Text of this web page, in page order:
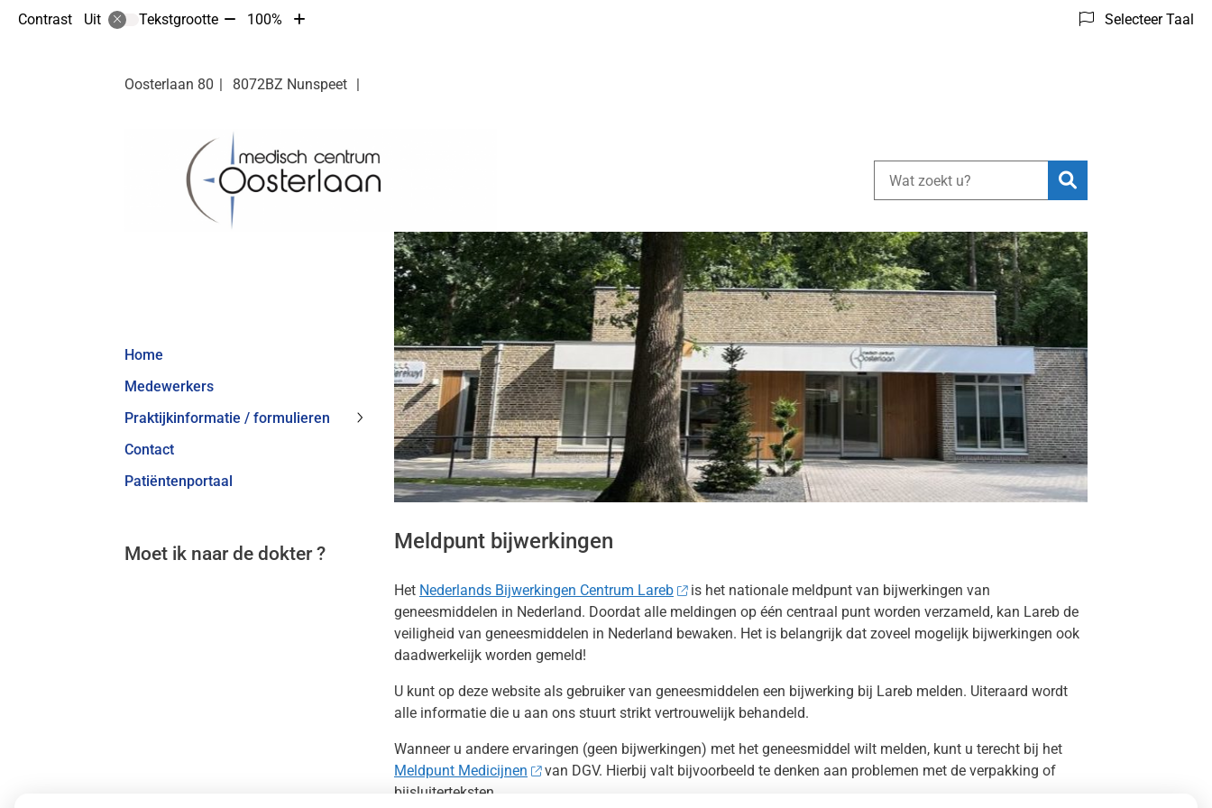
Contrast Uit Tekstgrootte Tekst
10%
100%
Tekst
10%
Selecteer Taal
Oosterlaan 80 8072BZ Nunspeet
Zoeken
Home
Medewerkers
Praktijkinformatie / formulieren
Praktijkinformatie
formulieren
submenu
Contact
Patiëntenportaal
Moet ik naar de dokter ? Meldpunt bijwerkingen
Het Nederlands Bijwerkingen Centrum Lareb
is het nationale meldpunt van bijwerkingen van
geneesmiddelen in Nederland. Doordat alle meldingen op één centraal punt worden verzameld, kan Lareb de
veiligheid van geneesmiddelen in Nederland bewaken. Het is belangrijk dat zoveel mogelijk bijwerkingen ook
daadwerkelijk worden gemeld!
U kunt op deze website als gebruiker van geneesmiddelen een bijwerking bij Lareb melden. Uiteraard wordt
alle informatie die u aan ons stuurt strikt vertrouwelijk behandeld.
Wanneer u andere ervaringen (geen bijwerkingen) met het geneesmiddel wilt melden, kunt u terecht bij het
Meldpunt Medicijnen
van DGV. Hierbij valt bijvoorbeeld te denken aan problemen met de verpakking of
bijsluiterteksten.